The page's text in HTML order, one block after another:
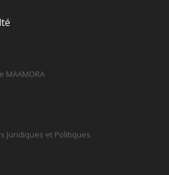
MAAMORA
Juridiques et Politiques